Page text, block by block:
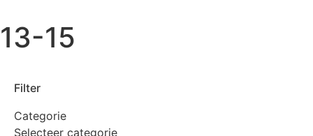
13-15
Filter
Categorie
Selecteer categorie